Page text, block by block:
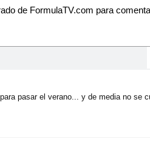
de FormulaTV.com para
pasar el verano... y de media no se